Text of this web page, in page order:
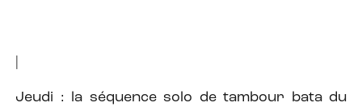
Jeudi : la séquence solo de tambour bata du